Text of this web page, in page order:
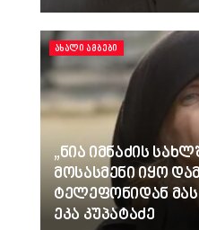
ᲐᲮᲐᲚᲘ ᲐᲛᲑᲔᲑᲘ
„ნია იმნაძის
მოსასმენი იყო
ტელეფონიდან
ეკა კუპატაძე